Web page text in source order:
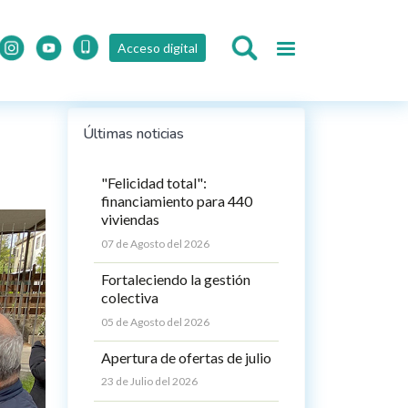
Acceso digital
Últimas noticias
"Felicidad total":
financiamiento para 440
viviendas
07 de Agosto del 2026
Fortaleciendo la gestión
colectiva
05 de Agosto del 2026
Apertura de ofertas de julio
23 de Julio del 2026